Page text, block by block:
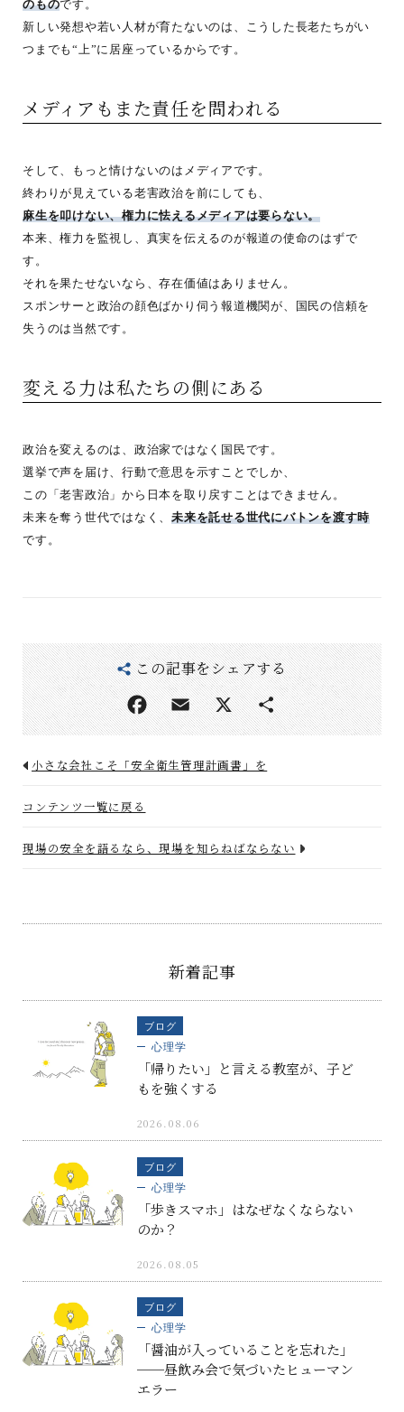
のものです。
新しい発想や若い人材が育たないのは、こうした長老たちがい
つまでも“上”に居座っているからです。
メディアもまた責任を問われる
そして、もっと情けないのはメディアです。
終わりが見えている老害政治を前にしても、
麻生を叩けない、権力に怯えるメディアは要らない。
本来、権力を監視し、真実を伝えるのが報道の使命のはずで
す。
それを果たせないなら、存在価値はありません。
スポンサーと政治の顔色ばかり伺う報道機関が、国民の信頼を
失うのは当然です。
変える力は私たちの側にある
政治を変えるのは、政治家ではなく国民です。
選挙で声を届け、行動で意思を示すことでしか、
この「老害政治」から日本を取り戻すことはできません。
未来を奪う世代ではなく、 未来を託せる世代にバトンを渡す時
です。
この記事をシェアする
小さな会社こそ「安全衛生管理計画書」を
コンテンツ一覧に戻る
現場の安全を語るなら、現場を知らねばならない
新着記事
ブログ
心理学
「帰りたい」と言える教室が、子ど
もを強くする
2026.08.06
ブログ
心理学
「歩きスマホ」はなぜなくならない
のか？
2026.08.05
ブログ
心理学
「醤油が入っていることを忘れた」
──昼飲み会で気づいたヒューマン
エラー